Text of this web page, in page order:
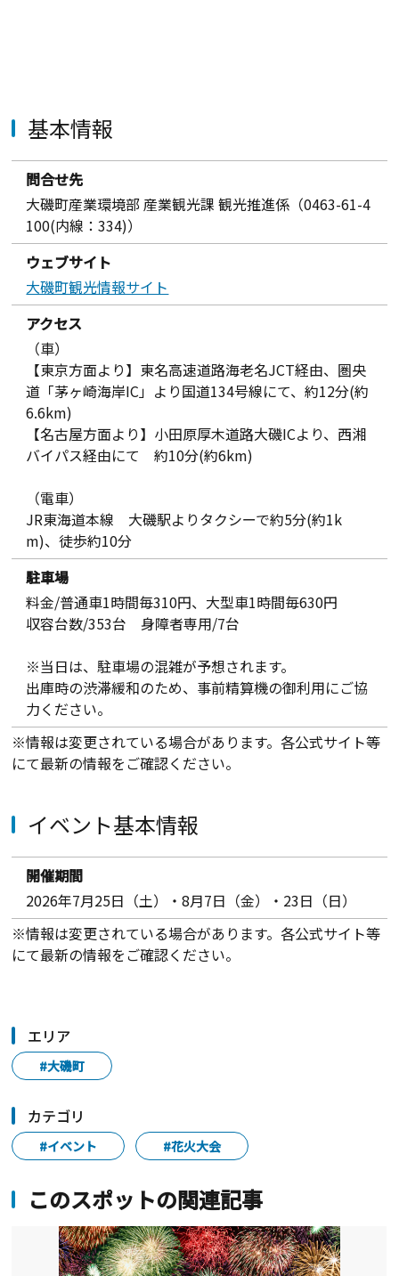
基本情報
問合せ先
大磯町産業環境部 産業観光課 観光推進係（0463-61-4
100(内線：334)）
ウェブサイト
大磯町観光情報サイト
アクセス
（車）
【東京方面より】東名高速道路海老名JCT経由、圏央
道「茅ヶ崎海岸IC」より国道134号線にて、約12分(約
6.6km)
【名古屋方面より】小田原厚木道路大磯ICより、西湘
バイパス経由にて 約10分(約6km)
（電車）
JR東海道本線 大磯駅よりタクシーで約5分(約1k
m)、徒歩約10分
駐車場
料金/普通車1時間毎310円、大型車1時間毎630円
収容台数/353台 身障者専用/7台
※当日は、駐車場の混雑が予想されます。
出庫時の渋滞緩和のため、事前精算機の御利用にご協
力ください。
※情報は変更されている場合があります。各公式サイト等
にて最新の情報をご確認ください。
イベント基本情報
開催期間
2026年7月25日（土）・8月7日（金）・23日（日）
※情報は変更されている場合があります。各公式サイト等
にて最新の情報をご確認ください。
エリア
#大磯町
カテゴリ
#イベント #花火大会
このスポットの関連記事